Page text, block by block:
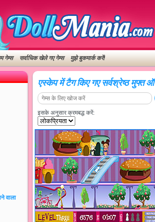
गेम्स सर्वाधिक खेले गए गेम्स मुझे बुकमार्क करें!
वाला
एस्केप में टैग किए गए सर्वश्रेष्ठ मुफ्त
इसके अनुसार क्रमबद्ध करें: